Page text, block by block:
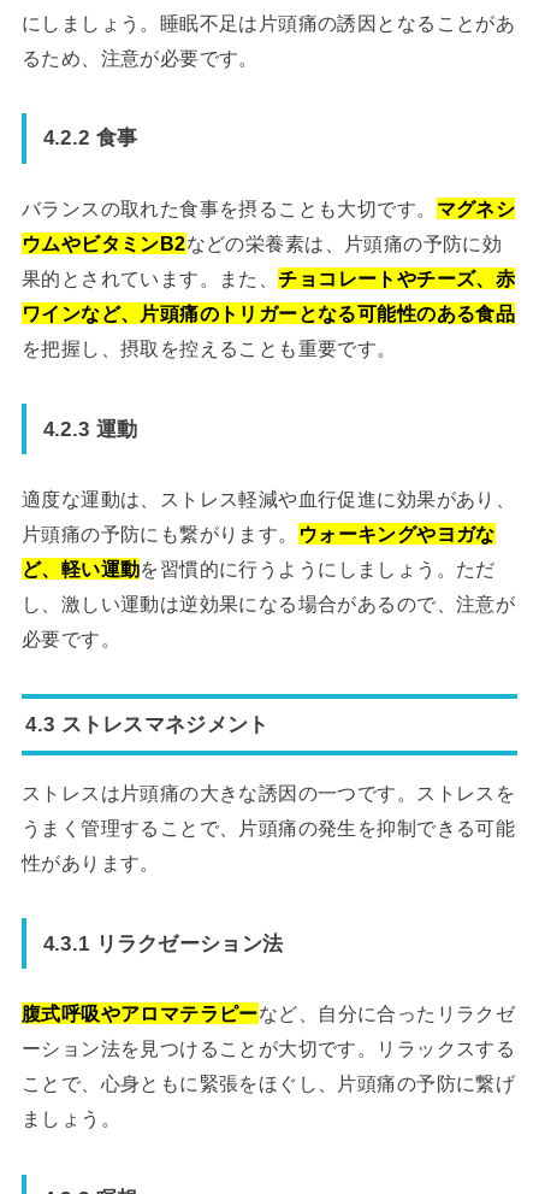
にしましょう。睡眠不足は片頭痛の誘因となることがあ
るため、注意が必要です。
4.2.2 食事
バランスの取れた食事を摂ることも大切です。 マグネシ
ウムやビタミンB2などの栄養素は、片頭痛の予防に効
果的とされています。また、チョコレートやチーズ、赤
ワインなど、片頭痛のトリガーとなる可能性のある食品
を把握し、摂取を控えることも重要です。
4.2.3 運動
適度な運動は、ストレス軽減や血行促進に効果があり、
片頭痛の予防にも繋がります。
ウォーキングやヨガな
ど、軽い運動を習慣的に行うようにしましょう。ただ
し、激しい運動は逆効果になる場合があるので、注意が
必要です。
4.3 ストレスマネジメント
ストレスは片頭痛の大きな誘因の一つです。ストレスを
うまく管理することで、片頭痛の発生を抑制できる可能
性があります。
4.3.1 リラクゼーション法
腹式呼吸やアロマテラピーなど、自分に合ったリラクゼ
ーション法を見つけることが大切です。リラックスする
ことで、心身ともに緊張をほぐし、片頭痛の予防に繋げ
ましょう。